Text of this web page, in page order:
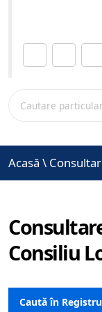
Acasă \
Consiliu
Caută în